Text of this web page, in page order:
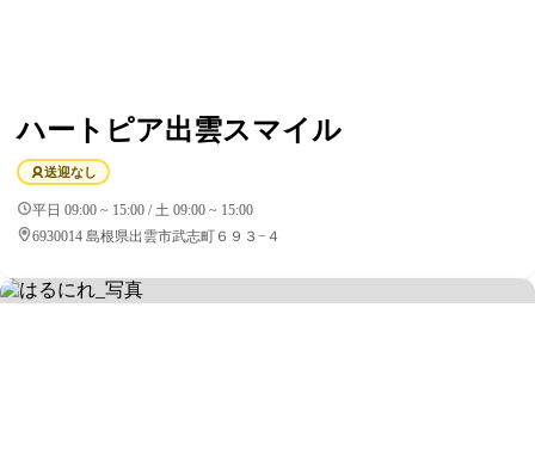
ハートピア出雲スマイル
送迎なし
平日 09:00 ~ 15:00 / 土 09:00 ~ 15:00
6930014 島根県出雲市武志町６９３−４